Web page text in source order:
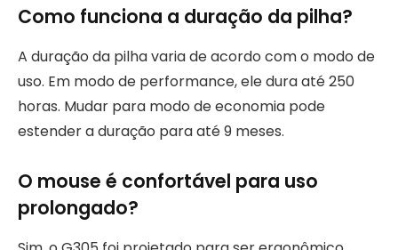
Como funciona a duração da pilha?
A duração da pilha varia de acordo com o modo de
uso. Em modo de performance, ele dura até 250
horas. Mudar para modo de economia pode
estender a duração para até 9 meses.
O mouse é confortável para uso
prolongado?